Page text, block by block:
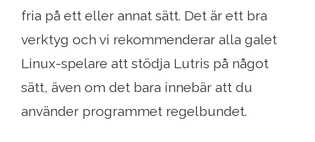
fria på ett eller annat sätt. Det är ett bra
verktyg och vi rekommenderar alla galet
Linux-spelare att stödja Lutris på något
sätt, även om det bara innebär att du
använder programmet regelbundet.